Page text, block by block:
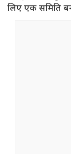
लिए एक समिति